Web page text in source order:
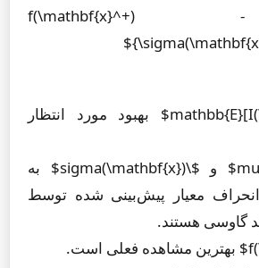
- $\mathbb{E}[I(\mathbf{x})]$ بهبود مورد انتظار
- $\mu(\mathbf{x})$ و $\sigma(\mathbf{x})$ به
انحراف معیار پیش‌بینی شده توسط
گاوسی هستند.